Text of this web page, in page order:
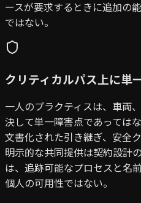
ースが要求するときに追加の
ではない。
クリティカルパス上に単
一人のプラクティスは、車両
決して単一障害点であっては
文書化された引き継ぎ、安全
明示的な共同提供は契約設計
は、追跡可能なプロセスと名
個人の可用性ではない。